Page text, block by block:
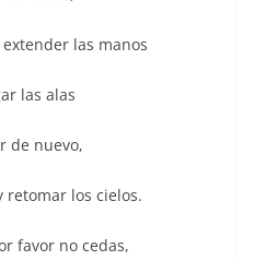
las manos
las alas
de nuevo,
retomar los cielos.
favor no cedas,